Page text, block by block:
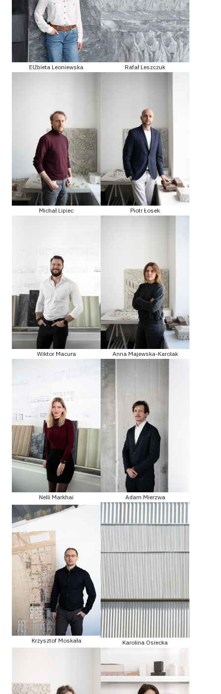
Elżbieta Leoniewska Rafał Leszczuk
Michał Lipiec Piotr Łosek
Wiktor Macura Anna Majewska-Karolak
Nelli Markhai Adam Mierzwa
Krzysztof Moskała Karolina Osiecka